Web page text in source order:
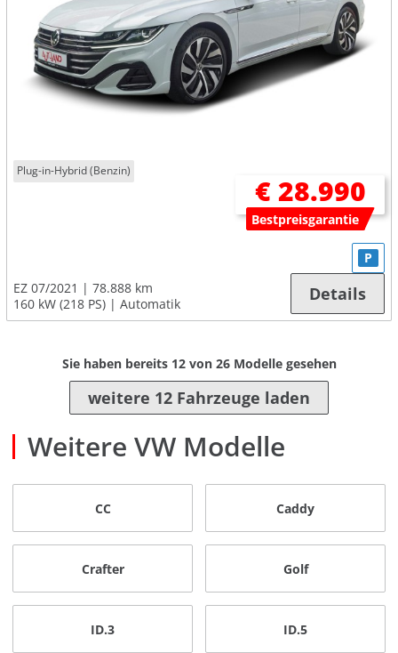
Plug-in-Hybrid (Benzin)
€ 28.990
Bestpreisgarantie
EZ 07/2021
78.888 km
160 kW (218 PS)
Automatik
P
Details
Sie haben bereits 12von 26Modelle gesehen
weitere 12 Fahrzeuge laden
Weitere VW Modelle
CC Caddy
Crafter Golf
ID.3 ID.5